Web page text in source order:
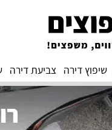
שיפוץ דירה צביעת דירה